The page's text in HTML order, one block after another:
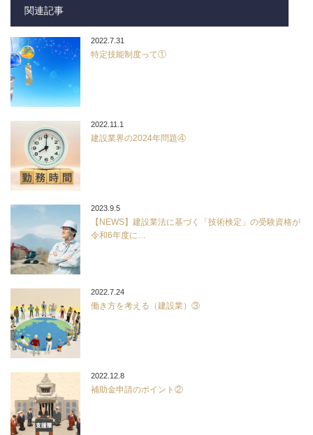
関連記事
2022.7.31
特定技能制度って①
2022.11.1
建設業界の2024年問題④
2023.9.5
【NEWS】建設業法に基づく「技術検定」の受験資格が
令和6年度に…
2022.7.24
働き方を考える（建設業）③
2022.12.8
補助金申請のポイント②